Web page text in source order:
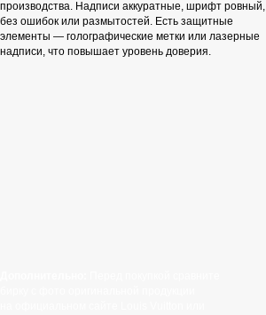
производства. Надписи аккуратные, шрифт ровный,
без ошибок или размытостей. Есть защитные
элементы — голографические метки или лазерные
надписи, что повышает уровень доверия.